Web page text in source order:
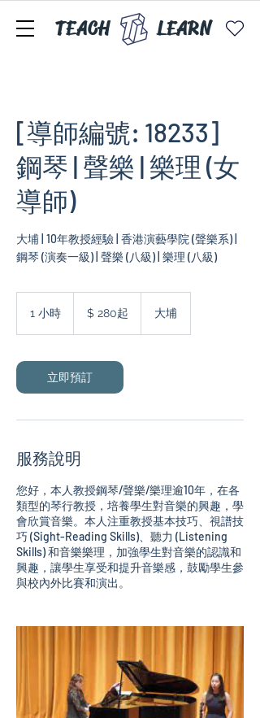
TEACH LEARN
[導師編號: 18233]
鋼琴 | 聲樂 | 樂理 (女
導師)
大埔 | 10年教授經驗 | 香港演藝學院 (聲樂系) |
鋼琴 (演奏一級) | 聲樂 (八級) | 樂理 (八級)
1 小時 $ 280起 大埔
立即預訂
服務說明
您好，本人教授鋼琴/聲樂/樂理逾10年，在各
類型的琴行教授，培養學生對音樂的興趣，學
會欣賞音樂。本人注重教授基本技巧、視譜技
巧 (Sight-Reading Skills)、聽力 (Listening
Skills) 和音樂樂理，加強學生對音樂的認識和
興趣，讓學生享受和提升音樂感，鼓勵學生參
與校內外比賽和演出。